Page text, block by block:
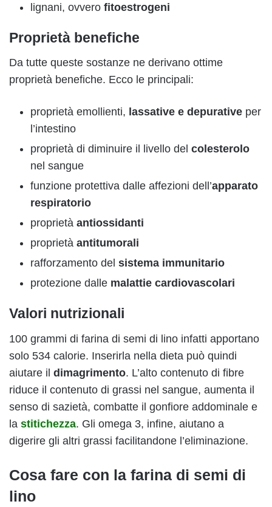
lignani, ovvero fitoestrogeni
Proprietà benefiche
Da tutte queste sostanze ne derivano ottime
proprietà benefiche. Ecco le principali:
proprietà emollienti, lassative e depurative per
l’intestino
proprietà di diminuire il livello del colesterolo
nel sangue
funzione protettiva dalle affezioni dell’apparato
respiratorio
proprietà antiossidanti
proprietà antitumorali
rafforzamento del sistema immunitario
protezione dalle malattie cardiovascolari
Valori nutrizionali
100 grammi di farina di semi di lino infatti apportano
solo 534 calorie. Inserirla nella dieta può quindi
aiutare il dimagrimento. L’alto contenuto di fibre
riduce il contenuto di grassi nel sangue, aumenta il
senso di sazietà, combatte il gonfiore addominale e
la stitichezza. Gli omega 3, infine, aiutano a
digerire gli altri grassi facilitandone l’eliminazione.
Cosa fare con la farina di semi di
lino